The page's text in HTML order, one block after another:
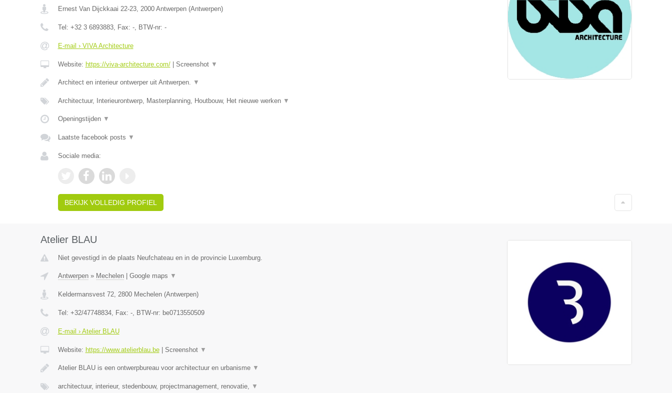
Ernest Van Dijckkaai 22-23, 2000 Antwerpen(Antwerpen)
Tel: +32 3 6893883, Fax: -, BTW-nr: -
E-mail › VIVA Architecture
Website: https://viva-architecture.com/| Screenshot ▼
Architect en interieur ontwerper uit Antwerpen. ▼
Architectuur, Interieurontwerp, Masterplanning, Houtbouw, Het nieuwe werken ▼
Openingstijden ▼
Laatste facebook posts ▼
Sociale media:
BEKIJK VOLLEDIG PROFIEL
Atelier BLAU
Niet gevestigd in de plaats Neufchateau en in de provincie Luxemburg.
Antwerpen» Mechelen| Google maps ▼
Keldermansvest 72, 2800 Mechelen(Antwerpen)
Tel: +32/47748834, Fax: -, BTW-nr: be0713550509
E-mail › Atelier BLAU
Website: https://www.atelierblau.be| Screenshot ▼
Atelier BLAU is een ontwerpbureau voor architectuur en urbanisme ▼
architectuur, interieur, stedenbouw, projectmanagement, renovatie, ▼